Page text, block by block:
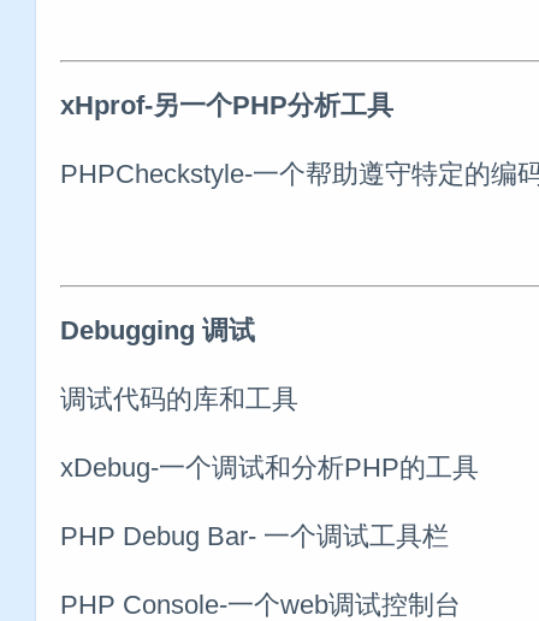
xHprof-另一个PHP分析工具
PHPCheckstyle-一个帮助遵守特定的编
Debugging 调试
调试代码的库和工具
xDebug-一个调试和分析PHP的工具
PHP Debug Bar- 一个调试工具栏
PHP Console-一个web调试控制台